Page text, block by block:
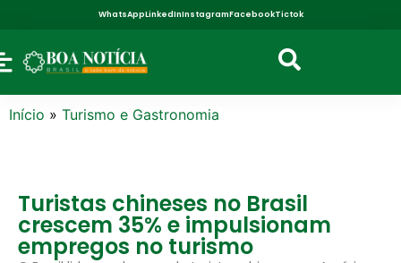
WhatsAppLinkedInInstagramFacebookTictok
Início » Turismo e Gastronomia
Turistas chineses no Brasil
crescem 35% e impulsionam
empregos no turismo